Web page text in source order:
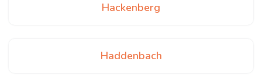
Hackenberg
Haddenbach